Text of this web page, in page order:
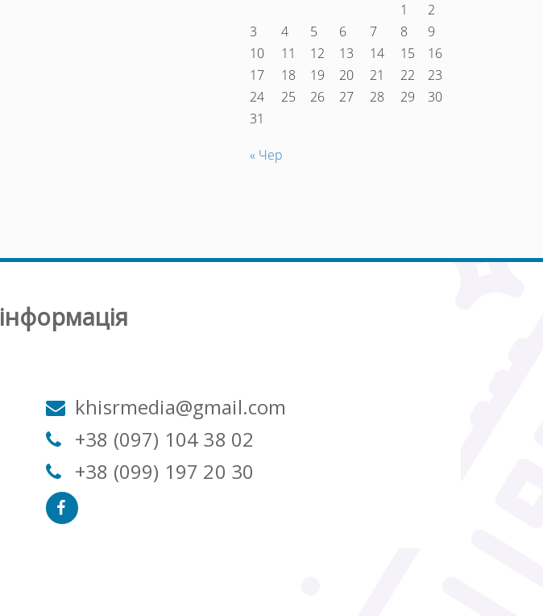
1
2
3
4 5 6 7 8
9
10
11 12 13 14 15
16
17
18 19 20 21 22
23
24
25 26 27 28 29
30
31
« Чер
інформація
khisrmedia@gmail.com
+38 (097) 104 38 02
+38 (099) 197 20 30